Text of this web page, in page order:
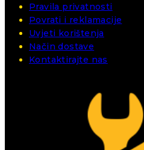
Pravila privatnosti
Povrati i reklamacije
Uvjeti korištenja
Način dostave
Kontaktirajte nas